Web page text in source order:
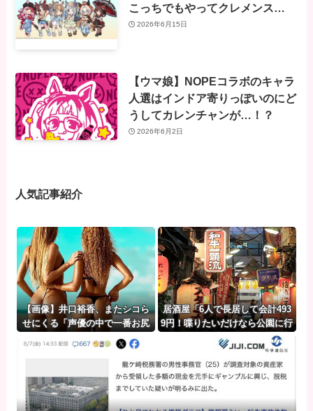
こっちでもやってクレメンス…
2026年6月15日
【ウマ娘】NOPEコラボのキャラ
人選はインドア寄りっぽいのにど
うしてカレンチャンが…！？
2026年6月2日
人気記事紹介
【画像】井口裕香、またシコら
せにくる「声優の中で一番お尻
が仕上がってる♡」
居酒屋「6人で長居して会計493
9円！喋りたいだけなら公園に行
ってくれ（怒」